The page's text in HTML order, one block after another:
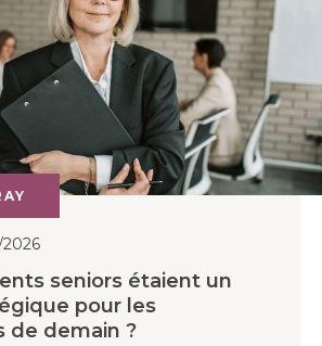
2026
seniors étaient un
pour les
de demain ?